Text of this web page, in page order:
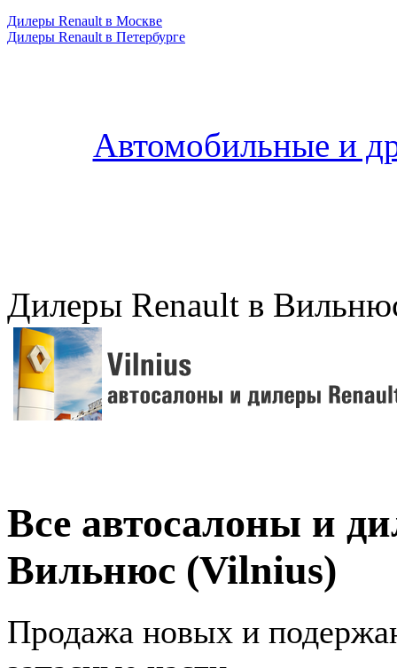
Дилеры Renault в Москве
Дилеры Renault в Петербурге
Автомобильные и
Дилеры Renault в
Все автосалоны и
Вильнюс (Vilnius)
Продажа новых и